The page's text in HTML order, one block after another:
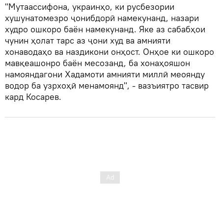
"Мутаассифона, украинҳо, ки русбезории
хушунатомезро ҷонибдорӣ намекунанд, назари
худро ошкоро баён намекунанд. Яке аз сабабҳои
чунин ҳолат тарс аз ҷони худ ва амнияти
хонаводаҳо ва наздикони онҳост. Онҳое ки ошкоро
мавқеашонро баён месозанд, ба хонаҳояшон
намояндагони Хадамоти амнияти миллӣ меоянду
водор ба узрхоҳӣ менамоянд", - вазъиятро тасвир
кард Косарев.